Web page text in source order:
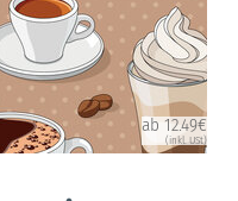
ab 12.49€
(inkl. USt)